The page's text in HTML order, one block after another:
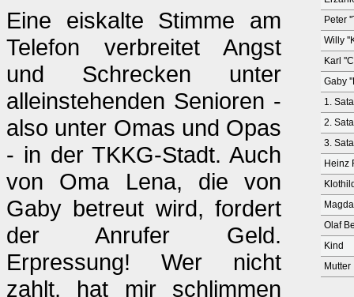
Eine eiskalte Stimme am
Telefon verbreitet Angst
und Schrecken unter
alleinstehenden Senioren -
also unter Omas und Opas
- in der TKKG-Stadt. Auch
von Oma Lena, die von
Gaby betreut wird, fordert
der Anrufer Geld.
Erpressung! Wer nicht
zahlt, hat mir schlimmen
Peter
Willy
Karl
Gaby
1.
2.
3.
Heinz
Olaf
Kind
Mutter